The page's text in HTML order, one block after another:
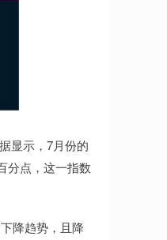
显示，7月份的
分点，这一指数
降趋势，且降